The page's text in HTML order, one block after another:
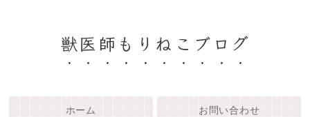
獣医師もりねこブログ
ホーム お問い合わせ